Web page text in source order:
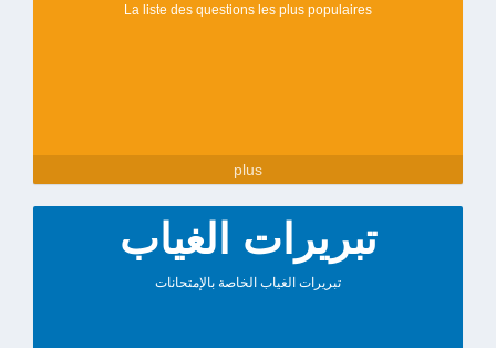
La liste des questions les plus populaires
plus
تبريرات الغياب
تبريرات الغياب الخاصة بالإمتحانات